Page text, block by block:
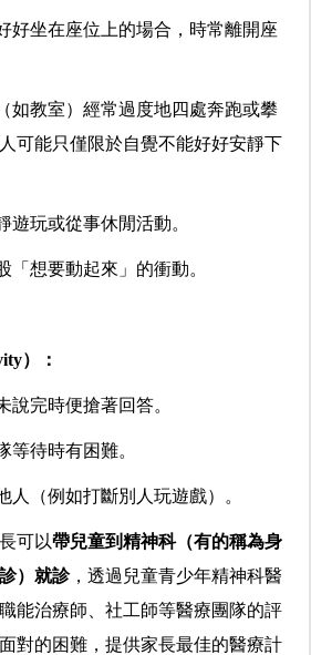
好坐在座位上的場合，時常離開座
如教室）經常過度地四處奔跑或攀
可能只僅限於自覺不能好好安靜下
遊玩或從事休閒活動。
「想要動起來」的衝動。
）：
說完時便搶著回答。
等待時有困難。
人（例如打斷別人玩遊戲）。
可以帶兒童到精神科（有的稱為身
）就診，透過兒童青少年精神科醫
能治療師、社工師等醫療團隊的評
對的困難，提供家長最佳的醫療計